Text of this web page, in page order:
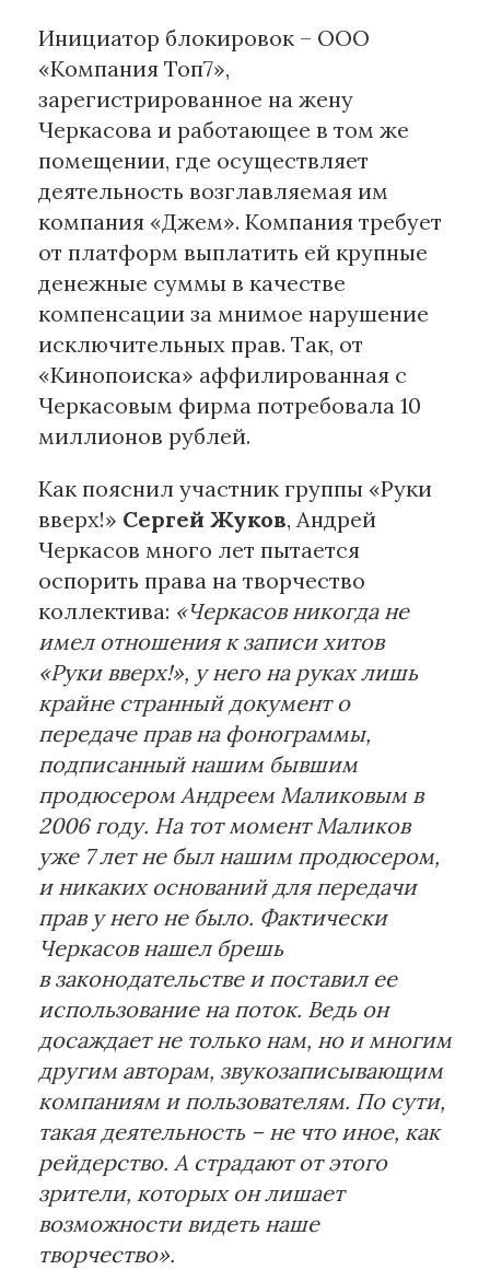
Инициатор блокировок – ООО
«Компания Топ7»,
зарегистрированное на жену
Черкасова и работающее в том же
помещении, где осуществляет
деятельность возглавляемая им
компания «Джем». Компания требует
от платформ выплатить ей крупные
денежные суммы в качестве
компенсации за мнимое нарушение
исключительных прав. Так, от
«Кинопоиска» аффилированная с
Черкасовым фирма потребовала 10
миллионов рублей.
Как пояснил участник группы «Руки
вверх!» Сергей Жуков, Андрей
Черкасов много лет пытается
оспорить права на творчество
коллектива: «Черкасов никогда не
имел отношения к записи хитов
«Руки вверх!», у него на руках лишь
крайне странный документ о
передаче прав на фонограммы,
подписанный нашим бывшим
продюсером Андреем Маликовым в
2006 году. На тот момент Маликов
уже 7 лет не был нашим продюсером,
и никаких оснований для передачи
прав у него не было. Фактически
Черкасов нашел брешь
в законодательстве и поставил ее
использование на поток. Ведь он
досаждает не только нам, но и многим
другим авторам, звукозаписывающим
компаниям и пользователям. По сути,
такая деятельность – не что иное, как
рейдерство. А страдают от этого
зрители, которых он лишает
возможности видеть наше
творчество».